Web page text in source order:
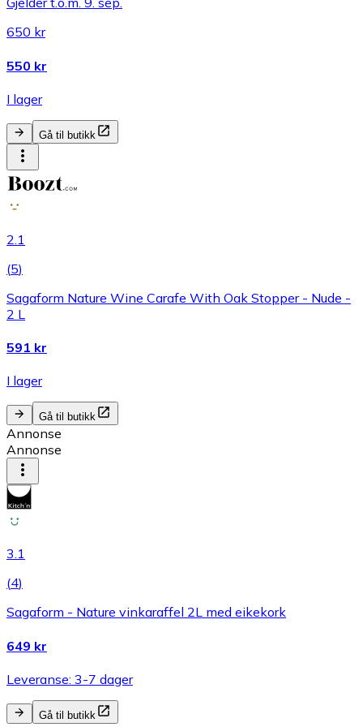
650 kr
550 kr
I lager
Gå til butikk
2.1
(5)
Sagaform Nature Wine Carafe With Oak Stopper - Nude -
2 L
591 kr
I lager
Gå til butikk
Annonse
Annonse
3.1
(4)
Sagaform - Nature vinkaraffel 2L med eikekork
649 kr
Leveranse: 3-7 dager
Gå til butikk